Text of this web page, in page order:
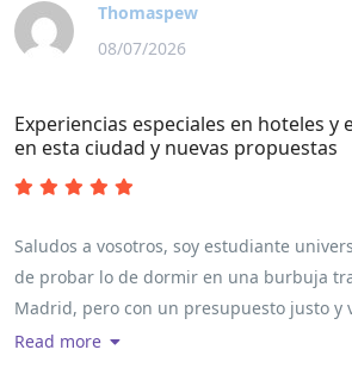
Thomaspew
08/07/2026
Experiencias especiales en hoteles y
en esta ciudad y nuevas propuestas
Saludos a vosotros, soy estudiante
de probar lo de dormir en una burbuja
Madrid, pero con un presupuesto justo y
[url=https://glampingburbuja.top]burbuja
Read more